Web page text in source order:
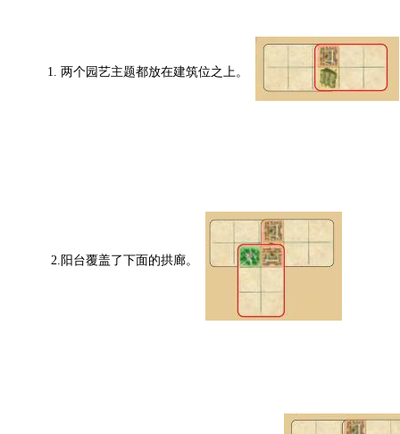
1. 两个园艺主题都放在建筑位之上。
2.阳台覆盖了下面的拱廊。